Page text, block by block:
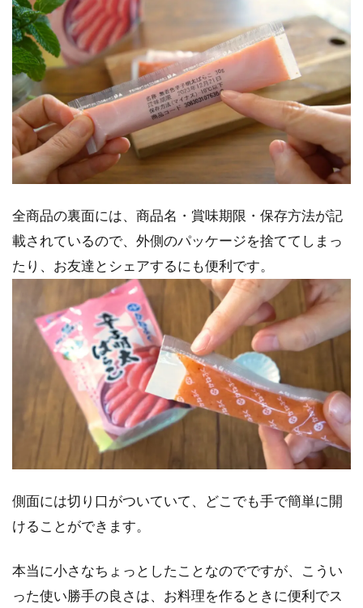
全商品の裏面には、商品名・賞味期限・保存方法が記
載されているので、外側のパッケージを捨ててしまっ
たり、お友達とシェアするにも便利です。
側面には切り口がついていて、どこでも手で簡単に開
けることができます。
本当に小さなちょっとしたことなのでですが、こうい
った使い勝手の良さは、お料理を作るときに便利でス